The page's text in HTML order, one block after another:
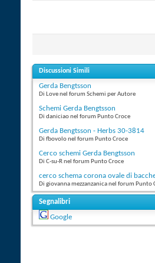
Discussioni Simili
Gerda Bengtsson
Di Love nel forum Schemi per Autore
Schemi Gerda Bengtsson
Di daniciao nel forum Punto Croce
Gerda Bengtsson - Herbs 30-3814
Di fbovolo nel forum Punto Croce
Cerco schemi Gerda Bengtsson
Di C-su-R nel forum Punto Croce
cerco schema corona ovale di
Di giovanna mezzanzanica nel forum Punto
Segnalibri
Google